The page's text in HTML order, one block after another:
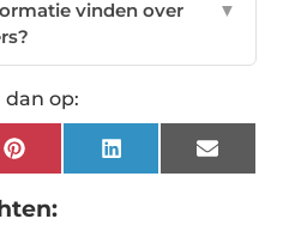
vinden over
▼
dan op:
Pinterest LinkedIn Email